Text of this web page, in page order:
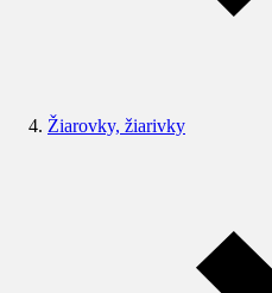
Žiarovky, žiarivky